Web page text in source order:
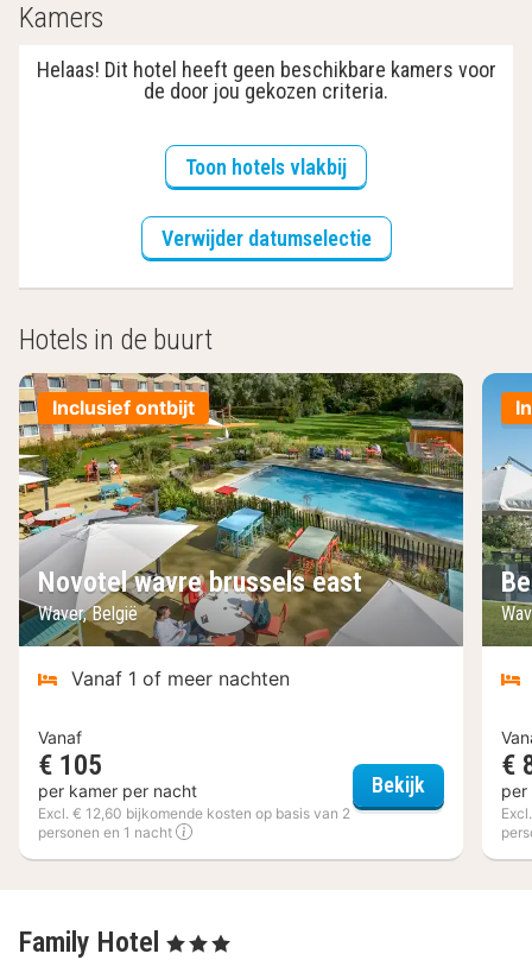
Kamers
Helaas! Dit hotel heeft geen beschikbare kamers voor
de door jou gekozen criteria.
Toon hotels vlakbij
Verwijder datumselectie
Hotels in de buurt
Inclusief ontbijt
Novotel wavre brussels east
Waver, België
Vanaf 1 of meer nachten
Vanaf
€ 105
per kamer per nacht
Excl. € 12,60 bijkomende kosten op basis van 2
personen en 1 nacht
Bekijk Novotel
€
per
Family Hotel , 3 Sterren